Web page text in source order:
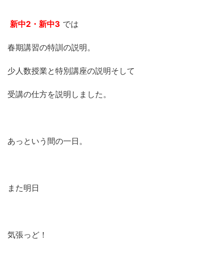
新中2・新中3 では
春期講習の特訓の説明。
少人数授業と特別講座の説明そして
受講の仕方を説明しました。
あっという間の一日。
また明日
気張っど！